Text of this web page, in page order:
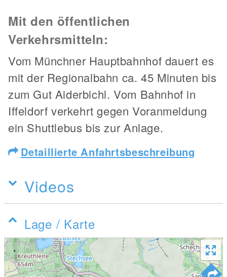
Mit den öffentlichen
Verkehrsmitteln:
Vom Münchner Hauptbahnhof dauert es
mit der Regionalbahn ca. 45 Minuten bis
zum Gut Aiderbichl. Vom Bahnhof in
Iffeldorf verkehrt gegen Voranmeldung
ein Shuttlebus bis zur Anlage.
Detaillierte Anfahrtsbeschreibung
Videos
Lage / Karte